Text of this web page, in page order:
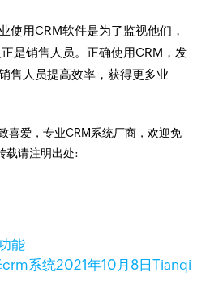
使用CRM软件是为了监视他们，
是销售人员。正确使用CRM，发
售人员提高效率，获得更多业
喜爱，专业CRM系统厂商，欢迎免
载请注明出处:
能
crm系统2021年10月8日Tianqi